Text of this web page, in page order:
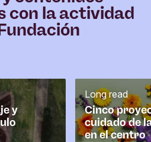
con la actividad
y
Cinco
cuidado de
en el centro
Long read